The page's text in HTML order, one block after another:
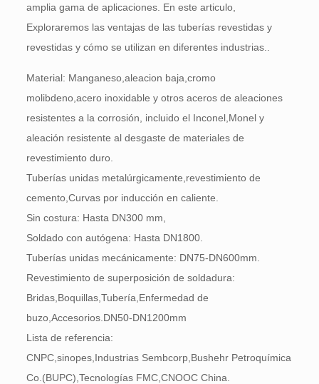
amplia gama de aplicaciones. En este articulo,
Exploraremos las ventajas de las tuberías revestidas y
revestidas y cómo se utilizan en diferentes industrias..
Material: Manganeso,aleacion baja,cromo
molibdeno,acero inoxidable y otros aceros de aleaciones
resistentes a la corrosión, incluido el Inconel,Monel y
aleación resistente al desgaste de materiales de
revestimiento duro.
Tuberías unidas metalúrgicamente,revestimiento de
cemento,Curvas por inducción en caliente.
Sin costura: Hasta DN300 mm,
Soldado con autógena: Hasta DN1800.
Tuberías unidas mecánicamente: DN75-DN600mm.
Revestimiento de superposición de soldadura:
Bridas,Boquillas,Tubería,Enfermedad de
buzo,Accesorios.DN50-DN1200mm
Lista de referencia:
CNPC,sinopes,Industrias Sembcorp,Bushehr Petroquímica
Co.(BUPC),Tecnologías FMC,CNOOC China.